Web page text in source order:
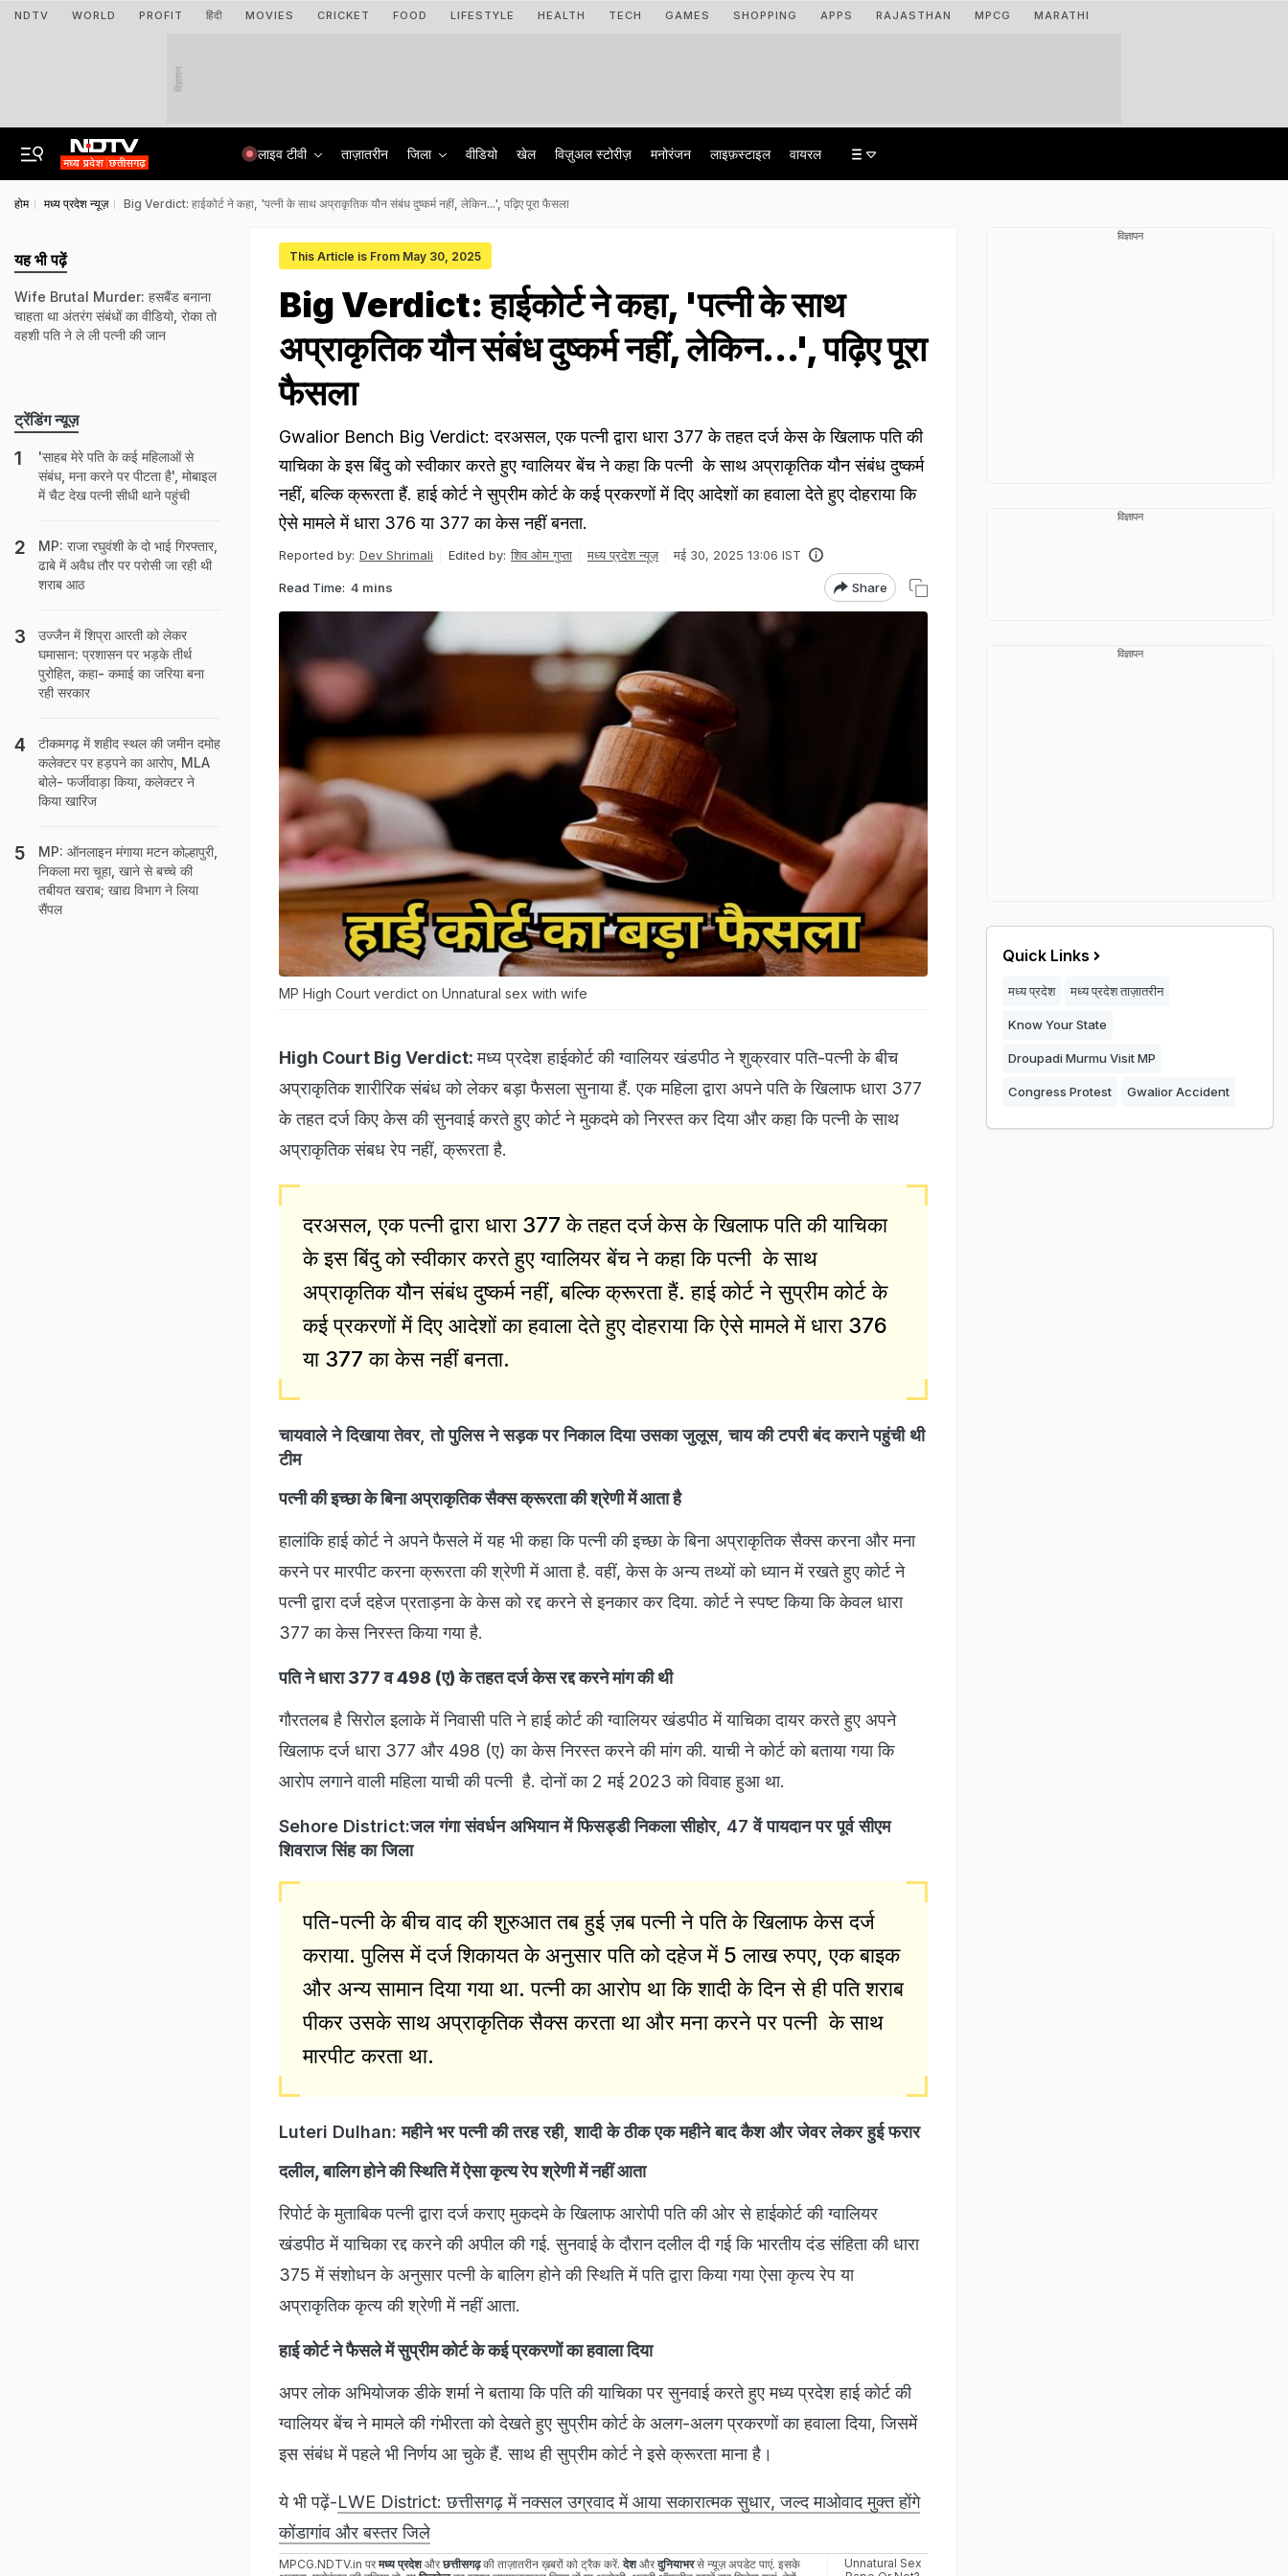
NDTV WORLD PROFIT हिंदी MOVIES CRICKET FOOD LIFESTYLE HEALTH TECH GAMES SHOPPING APPS RAJASTHAN MPCG MARATHI
विज्ञापन
लाइव टीवी ताज़ातरीन जिला वीडियो खेल विज़ुअल स्टोरीज़ मनोरंजन लाइफ़स्टाइल वायरल
होम मध्य प्रदेश न्यूज़ Big Verdict: हाईकोर्ट ने कहा, 'पत्नी के साथ अप्राकृतिक यौन संबंध दुष्कर्म नहीं, लेकिन...', पढ़िए पूरा फैसला
This Article is From May 30, 2025
Big Verdict: हाईकोर्ट ने कहा, 'पत्नी के साथ
अप्राकृतिक यौन संबंध दुष्कर्म नहीं, लेकिन...', पढ़िए पूरा
फैसला
Gwalior Bench Big Verdict: दरअसल, एक पत्नी द्वारा धारा 377 के तहत दर्ज केस के खिलाफ पति की
याचिका के इस बिंदु को स्वीकार करते हुए ग्वालियर बेंच ने कहा कि पत्नी के साथ अप्राकृतिक यौन संबंध दुष्कर्म
नहीं, बल्कि क्रूरता हैं. हाई कोर्ट ने सुप्रीम कोर्ट के कई प्रकरणों में दिए आदेशों का हवाला देते हुए दोहराया कि
ऐसे मामले में धारा 376 या 377 का केस नहीं बनता.
Reported by: Dev Shrimali Edited by: शिव ओम गुप्ता मध्य प्रदेश न्यूज़ मई 30, 2025 13:06 IST
Read Time: 4 mins Share
MP High Court verdict on Unnatural sex with wife
High Court Big Verdict:मध्य प्रदेश हाईकोर्ट की ग्वालियर खंडपीठ ने शुक्रवार पति-पत्नी के बीच
अप्राकृतिक शारीरिक संबंध को लेकर बड़ा फैसला सुनाया हैं. एक महिला द्वारा अपने पति के खिलाफ धारा 377
के तहत दर्ज किए केस की सुनवाई करते हुए कोर्ट ने मुकदमे को निरस्त कर दिया और कहा कि पत्नी के साथ
अप्राकृतिक संबध रेप नहीं, क्रूरता है.
दरअसल, एक पत्नी द्वारा धारा 377 के तहत दर्ज केस के खिलाफ पति की याचिका
के इस बिंदु को स्वीकार करते हुए ग्वालियर बेंच ने कहा कि पत्नी के साथ
अप्राकृतिक यौन संबंध दुष्कर्म नहीं, बल्कि क्रूरता हैं. हाई कोर्ट ने सुप्रीम कोर्ट के
कई प्रकरणों में दिए आदेशों का हवाला देते हुए दोहराया कि ऐसे मामले में धारा 376
या 377 का केस नहीं बनता.
चायवाले ने दिखाया तेवर, तो पुलिस ने सड़क पर निकाल दिया उसका जुलूस, चाय की टपरी बंद कराने पहुंची थी
टीम
पत्नी की इच्छा के बिना अप्राकृतिक सैक्स क्रूरता की श्रेणी में आता है
हालांकि हाई कोर्ट ने अपने फैसले में यह भी कहा कि पत्नी की इच्छा के बिना अप्राकृतिक सैक्स करना और मना
करने पर मारपीट करना क्रूरता की श्रेणी में आता है. वहीं, केस के अन्य तथ्यों को ध्यान में रखते हुए कोर्ट ने
पत्नी द्वारा दर्ज दहेज प्रताड़ना के केस को रद्द करने से इनकार कर दिया. कोर्ट ने स्पष्ट किया कि केवल धारा
377 का केस निरस्त किया गया है.
पति ने धारा 377 व 498 (ए) के तहत दर्ज केस रद्द करने मांग की थी
गौरतलब है सिरोल इलाके में निवासी पति ने हाई कोर्ट की ग्वालियर खंडपीठ में याचिका दायर करते हुए अपने
खिलाफ दर्ज धारा 377 और 498 (ए) का केस निरस्त करने की मांग की. याची ने कोर्ट को बताया गया कि
आरोप लगाने वाली महिला याची की पत्नी है. दोनों का 2 मई 2023 को विवाह हुआ था.
Sehore District:जल गंगा संवर्धन अभियान में फिसड्डी निकला सीहोर, 47 वें पायदान पर पूर्व सीएम
शिवराज सिंह का जिला
पति-पत्नी के बीच वाद की शुरुआत तब हुई ज़ब पत्नी ने पति के खिलाफ केस दर्ज
कराया. पुलिस में दर्ज शिकायत के अनुसार पति को दहेज में 5 लाख रुपए, एक बाइक
और अन्य सामान दिया गया था. पत्नी का आरोप था कि शादी के दिन से ही पति शराब
पीकर उसके साथ अप्राकृतिक सैक्स करता था और मना करने पर पत्नी के साथ
मारपीट करता था.
Luteri Dulhan: महीने भर पत्नी की तरह रही, शादी के ठीक एक महीने बाद कैश और जेवर लेकर हुई फरार
दलील, बालिग होने की स्थिति में ऐसा कृत्य रेप श्रेणी में नहीं आता
रिपोर्ट के मुताबिक पत्नी द्वारा दर्ज कराए मुकदमे के खिलाफ आरोपी पति की ओर से हाईकोर्ट की ग्वालियर
खंडपीठ में याचिका रद्द करने की अपील की गई. सुनवाई के दौरान दलील दी गई कि भारतीय दंड संहिता की धारा
375 में संशोधन के अनुसार पत्नी के बालिग होने की स्थिति में पति द्वारा किया गया ऐसा कृत्य रेप या
अप्राकृतिक कृत्य की श्रेणी में नहीं आता.
हाई कोर्ट ने फैसले में सुप्रीम कोर्ट के कई प्रकरणों का हवाला दिया
अपर लोक अभियोजक डीके शर्मा ने बताया कि पति की याचिका पर सुनवाई करते हुए मध्य प्रदेश हाई कोर्ट की
ग्वालियर बेंच ने मामले की गंभीरता को देखते हुए सुप्रीम कोर्ट के अलग-अलग प्रकरणों का हवाला दिया, जिसमें
इस संबंध में पहले भी निर्णय आ चुके हैं. साथ ही सुप्रीम कोर्ट ने इसे क्रूरता माना है।
ये भी पढ़ें-LWE District: छत्तीसगढ़ में नक्सल उग्रवाद में आया सकारात्मक सुधार, जल्द माओवाद मुक्त होंगे
कोंडागांव और बस्तर जिले
MPCG.NDTV.in परमध्य प्रदेशऔरछत्तीसगढ़की ताज़ातरीन ख़बरों को ट्रैक करें. देशऔरदुनियाभरसे न्यूज़ अपडेट पाएं. इसके
Unnatural Sex
यह भी पढ़ें
Wife Brutal Murder: हसबैंड बनाना
चाहता था अंतरंग संबंधों का वीडियो, रोका तो
वहशी पति ने ले ली पत्नी की जान
ट्रेंडिंग न्यूज़
'साहब मेरे पति के कई महिलाओं से
संबंध, मना करने पर पीटता है', मोबाइल
में चैट देख पत्नी सीधी थाने पहुंची
MP: राजा रघुवंशी के दो भाई गिरफ्तार,
ढाबे में अवैध तौर पर परोसी जा रही थी
शराब आठ
उज्जैन में शिप्रा आरती को लेकर
घमासान: प्रशासन पर भड़के तीर्थ
पुरोहित, कहा- कमाई का जरिया बना
रही सरकार
टीकमगढ़ में शहीद स्थल की जमीन दमोह
कलेक्टर पर हड़पने का आरोप, MLA
बोले- फर्जीवाड़ा किया, कलेक्टर ने
किया खारिज
MP: ऑनलाइन मंगाया मटन कोल्हापुरी,
निकला मरा चूहा, खाने से बच्चे की
तबीयत खराब; खाद्य विभाग ने लिया
सैंपल
विज्ञापन
विज्ञापन
विज्ञापन
Quick Links
मध्य प्रदेश मध्य प्रदेश ताज़ातरीन
Know Your State
Droupadi Murmu Visit MP
Congress Protest Gwalior Accident